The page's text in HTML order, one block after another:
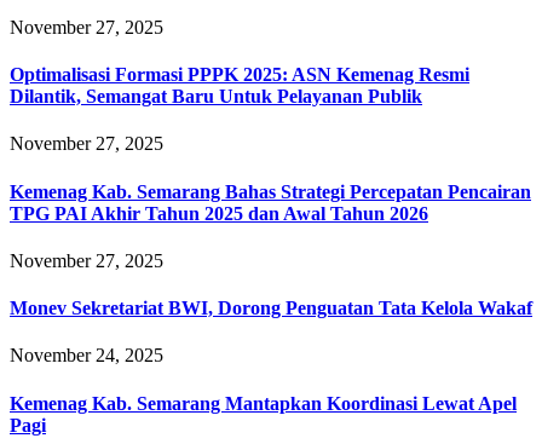
November 27, 2025
Optimalisasi Formasi PPPK 2025: ASN Kemenag Resmi
Dilantik, Semangat Baru Untuk Pelayanan Publik
November 27, 2025
Kemenag Kab. Semarang Bahas Strategi Percepatan Pencairan
TPG PAI Akhir Tahun 2025 dan Awal Tahun 2026
November 27, 2025
Monev Sekretariat BWI, Dorong Penguatan Tata Kelola Wakaf
November 24, 2025
Kemenag Kab. Semarang Mantapkan Koordinasi Lewat Apel
Pagi